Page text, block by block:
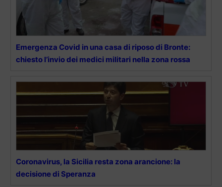
Emergenza Covid in una casa di riposo di Bronte:
chiesto l’invio dei medici militari nella zona rossa
Coronavirus, la Sicilia resta zona arancione: la
decisione di Speranza